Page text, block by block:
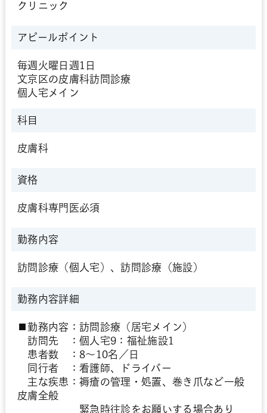
クリニック
アピールポイント
毎週火曜日週1日
文京区の皮膚科訪問診療
個人宅メイン
科目
皮膚科
資格
皮膚科専門医必須
勤務内容
訪問診療（個人宅）、訪問診療（施設）
勤務内容詳細
■勤務内容：訪問診療（居宅メイン）
訪問先 ：個人宅9：福祉施設1
患者数 ：8～10名／日
同行者 ：看護師、ドライバー
主な疾患：褥瘡の管理・処置、巻き爪など一般
皮膚全般
緊急時往診をお願いする場合あり